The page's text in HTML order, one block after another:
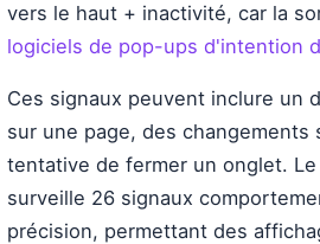
vers le haut + inactivité, car la
logiciels de pop-ups d'intention
Ces signaux peuvent inclure un
sur une page, des changements
tentative de fermer un onglet.
surveille 26 signaux
précision, permettant des